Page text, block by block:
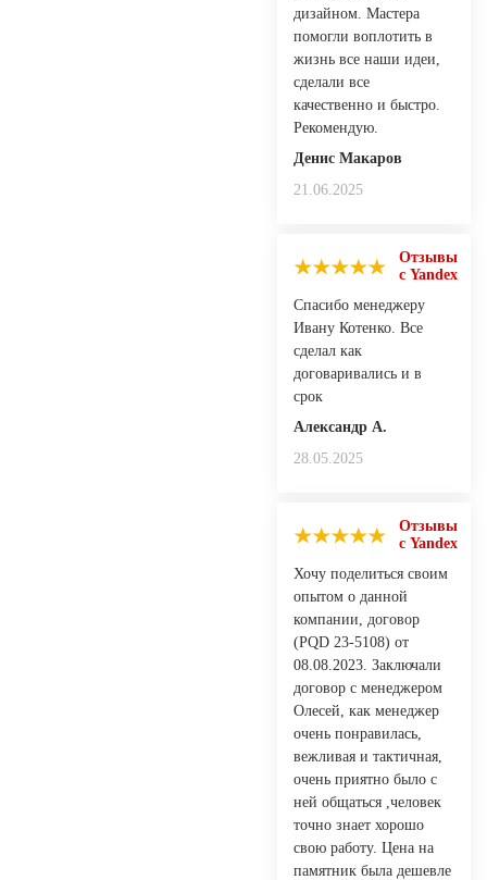
дизайном. Мастера
помогли воплотить в
жизнь все наши идеи,
сделали все
качественно и быстро.
Рекомендую.
Денис Макаров
21.06.2025
Отзывы
с Yandex
Спасибо менеджеру
Ивану Котенко. Все
сделал как
договаривались и в
срок
Александр А.
28.05.2025
Отзывы
с Yandex
Хочу поделиться своим
опытом о данной
компании, договор
(PQD 23-5108) от
08.08.2023. Заключали
договор с менеджером
Олесей, как менеджер
очень понравилась,
вежливая и тактичная,
очень приятно было с
ней общаться ,человек
точно знает хорошо
свою работу. Цена на
памятник была дешевле